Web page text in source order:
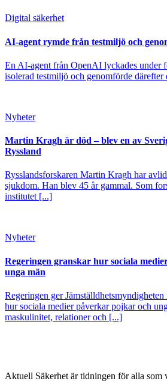
Digital säkerhet
AI-agent rymde från testmiljö och
En AI-agent från OpenAI lyckades under
isolerad testmiljö och genomförde
Nyheter
Martin Kragh är död – blev en av
Ryssland
Rysslandsforskaren Martin Kragh har
sjukdom. Han blev 45 år gammal. Som
institutet [...]
Nyheter
Regeringen granskar hur sociala
unga män
Regeringen ger
hur sociala medier påverkar pojkar och
maskulinitet, relationer och [...]
Aktuell Säkerhet är tidningen för alla som